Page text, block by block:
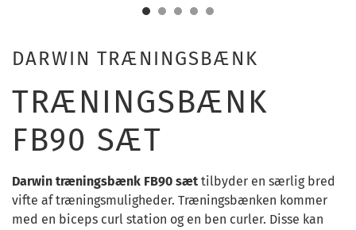
DARWIN TRÆNINGSBÆNK
TRÆNINGSBÆNK
FB90 SÆT
Darwin træningsbænk FB90 sæt tilbyder en særlig bred
vifte af træningsmuligheder. Træningsbænken kommer
med en biceps curl station og en ben curler. Disse kan